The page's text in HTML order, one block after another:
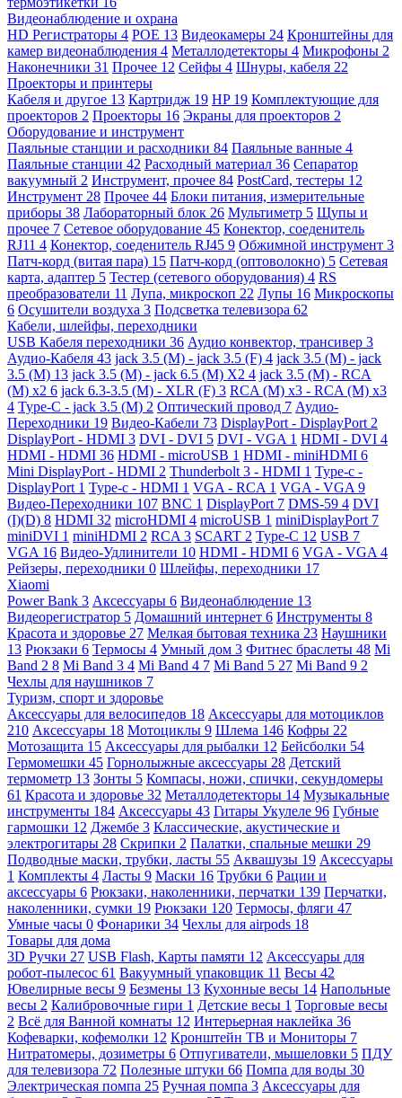
Видеонаблюдение и охрана
HD Регистраторы 4 POE 13 Видеокамеры 24 Кронштейны для
камер видеонаблюдения 4 Металлодетекторы 4 Микрофоны 2
Наконечники 31 Прочее 12 Сейфы 4 Шнуры, кабеля 22
Проекторы и принтеры
Кабеля и другое 13 Картридж 19 HP 19 Комплектующие для
проекторов 2 Проекторы 16 Экраны для проекторов 2
Оборудование и инструмент
Паяльные станции и расходники 84 Паяльные ванные 4
Паяльные станции 42 Расходный материал 36 Сепаратор
вакуумный 2 Инструмент, прочее 84 PostCard, тестеры 12
Инструмент 28 Прочее 44 Блоки питания, измерительные
приборы 38 Лабораторный блок 26 Мультиметр 5 Щупы и
прочее 7 Сетевое оборудование 45 Конектор, соеденитель
RJ11 4 Конектор, соеденитель RJ45 9 Обжимной инструмент 3
Патч-корд (витая пара) 15 Патч-корд (оптоволокно) 5 Сетевая
карта, адаптер 5 Тестер (сетевого оборудования) 4 RS
преобразователи 11 Лупа, микроскоп 22 Лупы 16 Микроскопы
6 Осушители воздуха 3 Подсветка телевизора 62
Кабели, шлейфы, переходники
USB Кабеля переходники 36 Аудио конвектор, трансивер 3
Аудио-Кабеля 43 jack 3.5 (M) - jack 3.5 (F) 4 jack 3.5 (M) - jack
3.5 (M) 13 jack 3.5 (M) - jack 6.5 (M) X2 4 jack 3.5 (M) - RCA
(M) x2 6 jack 6.3-3.5 (M) - XLR (F) 3 RCA (M) x3 - RCA (M) x3
4 Type-C - jack 3.5 (M) 2 Оптический провод 7 Аудио-
Переходники 19 Видео-Кабели 73 DisplayPort - DisplayPort 2
DisplayPort - HDMI 3 DVI - DVI 5 DVI - VGA 1 HDMI - DVI 4
HDMI - HDMI 36 HDMI - microUSB 1 HDMI - miniHDMI 6
Mini DisplayPort - HDMI 2 Thunderbolt 3 - HDMI 1 Type-c -
DisplayPort 1 Type-c - HDMI 1 VGA - RCA 1 VGA - VGA 9
Видео-Переходники 107 BNC 1 DisplayPort 7 DMS-59 4 DVI
(I)(D) 8 HDMI 32 microHDMI 4 microUSB 1 miniDisplayPort 7
miniDVI 1 miniHDMI 2 RCA 3 SCART 2 Type-C 12 USB 7
VGA 16 Видео-Удлинители 10 HDMI - HDMI 6 VGA - VGA 4
Рейзеры, переходники 0 Шлейфы, переходники 17
Xiaomi
Power Bank 3 Аксессуары 6 Видеонаблюдение 13
Видеорегистратор 5 Домашний интернет 6 Инструменты 8
Красота и здоровье 27 Мелкая бытовая техника 23 Наушники
13 Рюкзаки 6 Термосы 4 Умный дом 3 Фитнес браслеты 48 Mi
Band 2 8 Mi Band 3 4 Mi Band 4 7 Mi Band 5 27 Mi Band 9 2
Чехлы для наушников 7
Туризм, спорт и здоровье
Аксессуары для велосипедов 18 Аксессуары для мотоциклов
210 Аксессуары 18 Мотоциклы 9 Шлема 146 Кофры 22
Мотозащита 15 Аксессуары для рыбалки 12 Бейсболки 54
Гермомешки 45 Горнолыжные аксессуары 28 Детский
термометр 13 Зонты 5 Компасы, ножи, спички, секундомеры
61 Красота и здоровье 32 Металлодетекторы 14 Музыкальные
инструменты 184 Аксессуары 43 Гитары Укулеле 96 Губные
гармошки 12 Джембе 3 Классические, акустические и
электрогитары 28 Скрипки 2 Палатки, спальные мешки 29
Подводные маски, трубки, ласты 55 Аквашузы 19 Аксессуары
1 Комплекты 4 Ласты 9 Маски 16 Трубки 6 Рации и
аксессуары 6 Рюкзаки, наколенники, перчатки 139 Перчатки,
наколенники, сумки 19 Рюкзаки 120 Термосы, фляги 47
Умные часы 0 Фонарики 34 Чехлы для airpods 18
Товары для дома
3D Ручки 27 USB Flash, Карты памяти 12 Аксессуары для
робот-пылесос 61 Вакуумный упаковщик 11 Весы 42
Ювелирные весы 9 Безмены 13 Кухонные весы 14 Напольные
весы 2 Калибровочные гири 1 Детские весы 1 Торговые весы
2 Всё для Ванной комнаты 12 Интерьерная наклейка 36
Кофеварки, кофемолки 12 Кронштейн ТВ и Мониторы 7
Нитратомеры, дозиметры 6 Отпугиватели, мышеловки 5 ПДУ
для телевизора 72 Полезные штуки 66 Помпа для воды 30
Электрическая помпа 25 Ручная помпа 3 Аксессуары для